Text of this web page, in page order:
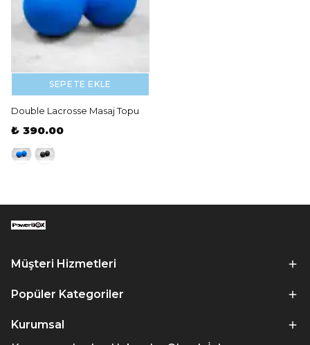
SEPETE EKLE
Double Lacrosse Masaj Topu
₺ 390.00
Müşteri Hizmetleri
Popüler Kategoriler
Kurumsal